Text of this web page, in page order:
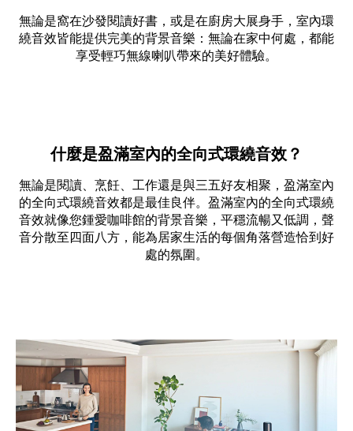
無論是窩在沙發閱讀好書，或是在廚房大展身手，室內環
繞音效皆能提供完美的背景音樂：無論在家中何處，都能
享受輕巧無線喇叭帶來的美好體驗。
什麼是盈滿室內的全向式環繞音效？
無論是閱讀、烹飪、工作還是與三五好友相聚，盈滿室內
的全向式環繞音效都是最佳良伴。盈滿室內的全向式環繞
音效就像您鍾愛咖啡館的背景音樂，平穩流暢又低調，聲
音分散至四面八方，能為居家生活的每個角落營造恰到好
處的氛圍。